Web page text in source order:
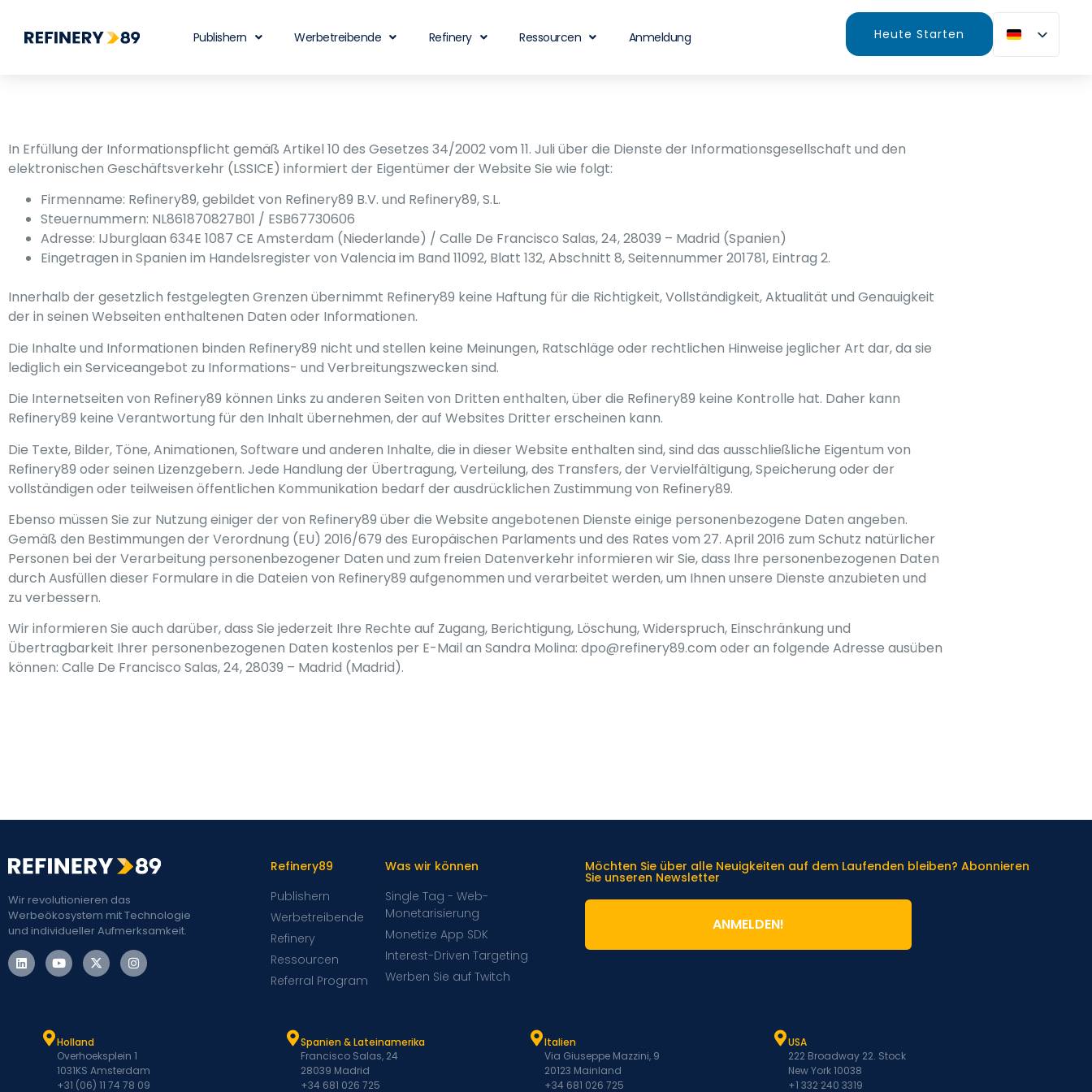
Publishern Werbetreibende Refinery Ressourcen Anmeldung Heute Starten
In Erfüllung der Informationspflicht gemäß Artikel 10 des Gesetzes 34/2002 vom 11. Juli über die Dienste der Informationsgesellschaft und den
elektronischen Geschäftsverkehr (LSSICE) informiert der Eigentümer der Website Sie wie folgt:
Firmenname: Refinery89, gebildet von Refinery89 B.V. und Refinery89, S.L.
Steuernummern: NL861870827B01 / ESB67730606
Adresse: IJburglaan 634E 1087 CE Amsterdam (Niederlande) / Calle De Francisco Salas, 24, 28039 – Madrid (Spanien)
Eingetragen in Spanien im Handelsregister von Valencia im Band 11092, Blatt 132, Abschnitt 8, Seitennummer 201781, Eintrag 2.
Innerhalb der gesetzlich festgelegten Grenzen übernimmt Refinery89 keine Haftung für die Richtigkeit, Vollständigkeit, Aktualität und Genauigkeit
der in seinen Webseiten enthaltenen Daten oder Informationen.
Die Inhalte und Informationen binden Refinery89 nicht und stellen keine Meinungen, Ratschläge oder rechtlichen Hinweise jeglicher Art dar, da sie
lediglich ein Serviceangebot zu Informations- und Verbreitungszwecken sind.
Die Internetseiten von Refinery89 können Links zu anderen Seiten von Dritten enthalten, über die Refinery89 keine Kontrolle hat. Daher kann
Refinery89 keine Verantwortung für den Inhalt übernehmen, der auf Websites Dritter erscheinen kann.
Die Texte, Bilder, Töne, Animationen, Software und anderen Inhalte, die in dieser Website enthalten sind, sind das ausschließliche Eigentum von
Refinery89 oder seinen Lizenzgebern. Jede Handlung der Übertragung, Verteilung, des Transfers, der Vervielfältigung, Speicherung oder der
vollständigen oder teilweisen öffentlichen Kommunikation bedarf der ausdrücklichen Zustimmung von Refinery89.
Ebenso müssen Sie zur Nutzung einiger der von Refinery89 über die Website angebotenen Dienste einige personenbezogene Daten angeben.
Gemäß den Bestimmungen der Verordnung (EU) 2016/679 des Europäischen Parlaments und des Rates vom 27. April 2016 zum Schutz natürlicher
Personen bei der Verarbeitung personenbezogener Daten und zum freien Datenverkehr informieren wir Sie, dass Ihre personenbezogenen Daten
durch Ausfüllen dieser Formulare in die Dateien von Refinery89 aufgenommen und verarbeitet werden, um Ihnen unsere Dienste anzubieten und
zu verbessern.
Wir informieren Sie auch darüber, dass Sie jederzeit Ihre Rechte auf Zugang, Berichtigung, Löschung, Widerspruch, Einschränkung und
Übertragbarkeit Ihrer personenbezogenen Daten kostenlos per E-Mail an Sandra Molina: dpo@refinery89.com oder an folgende Adresse ausüben
können: Calle De Francisco Salas, 24, 28039 – Madrid (Madrid).
Wir revolutionieren das
Werbeökosystem mit Technologie
und individueller Aufmerksamkeit.
Refinery89
Publishern
Werbetreibende
Refinery
Ressourcen
Referral Program
Was wir können
Single Tag - Web-
Monetarisierung
Monetize App SDK
Interest-Driven Targeting
Werben Sie auf Twitch
Möchten Sie über alle Neuigkeiten auf dem Laufenden bleiben? Abonnieren
Sie unseren Newsletter
ANMELDEN!
Holland
Overhoeksplein 1
1031KS Amsterdam
+31 (06) 11 74 78 09
Spanien & Lateinamerika
Francisco Salas, 24
28039 Madrid
+34 681 026 725
Italien
Via Giuseppe Mazzini, 9
20123 Mainland
+34 681 026 725
USA
222 Broadway 22. Stock
New York 10038
+1 332 240 3319